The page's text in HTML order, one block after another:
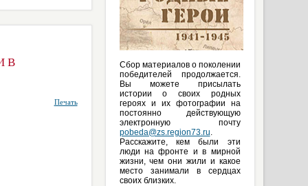
В
Печать
Сбор материалов о поколении
победителей продолжается.
Вы можете присылать
истории о своих родных
героях и их фотографии на
постоянно действующую
электронную почту
pobeda@zs.region73.ru.
Расскажите, кем были эти
люди на фронте и в мирной
жизни, чем они жили и какое
место занимали в сердцах
своих близких.